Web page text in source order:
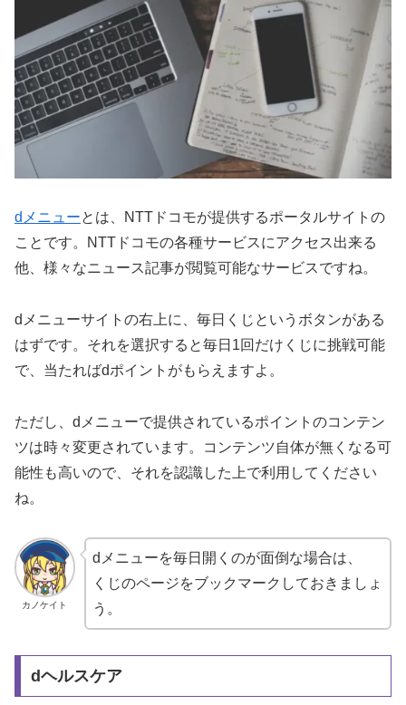
dメニューとは、NTTドコモが提供するポータルサイトの
ことです。NTTドコモの各種サービスにアクセス出来る
他、様々なニュース記事が閲覧可能なサービスですね。
dメニューサイトの右上に、毎日くじというボタンがある
はずです。それを選択すると毎日1回だけくじに挑戦可能
で、当たればdポイントがもらえますよ。
ただし、dメニューで提供されているポイントのコンテン
ツは時々変更されています。コンテンツ自体が無くなる可
能性も高いので、それを認識した上で利用してください
ね。
カノケイト
dメニューを毎日開くのが面倒な場合は、
くじのページをブックマークしておきましょ
う。
dヘルスケア